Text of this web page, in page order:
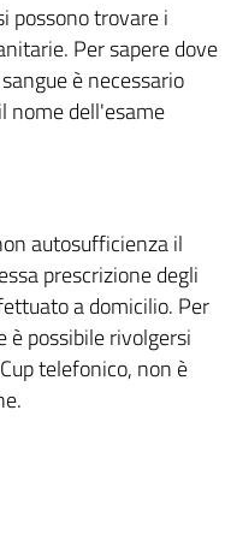
possono trovare i
Per sapere dove
è necessario
nome dell'esame
autosufficienza il
prescrizione degli
a domicilio. Per
è possibile rivolgersi
telefonico, non è